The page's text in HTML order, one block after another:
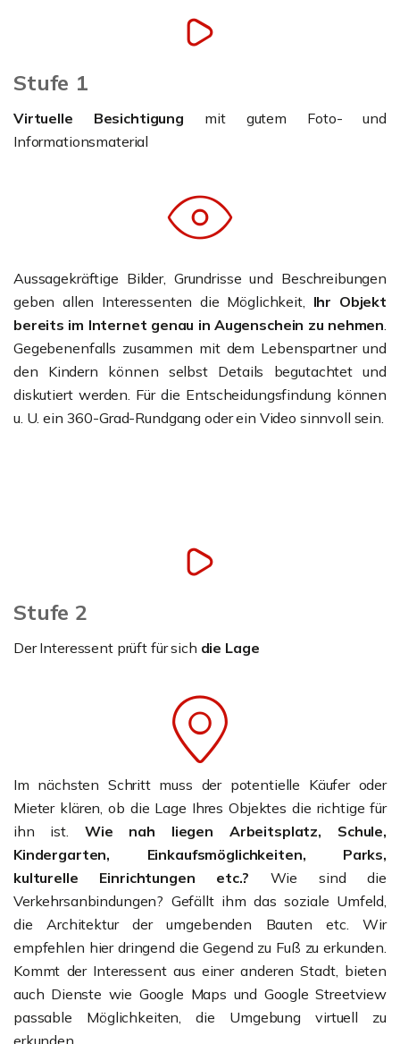
Stufe 1
Virtuelle Besichtigung mit gutem Foto- und
Informationsmaterial
Aussagekräftige Bilder, Grundrisse und Beschreibungen
geben allen Interessenten die Möglichkeit, Ihr Objekt
bereits im Internet genau in Augenschein zu nehmen.
Gegebenenfalls zusammen mit dem Lebenspartner und
den Kindern können selbst Details begutachtet und
diskutiert werden. Für die Entscheidungsfindung können
u. U. ein 360-Grad-Rundgang oder ein Video sinnvoll sein.
Stufe 2
Der Interessent prüft für sich die Lage
Im nächsten Schritt muss der potentielle Käufer oder
Mieter klären, ob die Lage Ihres Objektes die richtige für
ihn ist. Wie nah liegen Arbeitsplatz, Schule,
Kindergarten, Einkaufsmöglichkeiten, Parks,
kulturelle Einrichtungen etc.? Wie sind die
Verkehrsanbindungen? Gefällt ihm das soziale Umfeld,
die Architektur der umgebenden Bauten etc. Wir
empfehlen hier dringend die Gegend zu Fuß zu erkunden.
Kommt der Interessent aus einer anderen Stadt, bieten
auch Dienste wie Google Maps und Google Streetview
passable Möglichkeiten, die Umgebung virtuell zu
erkunden.